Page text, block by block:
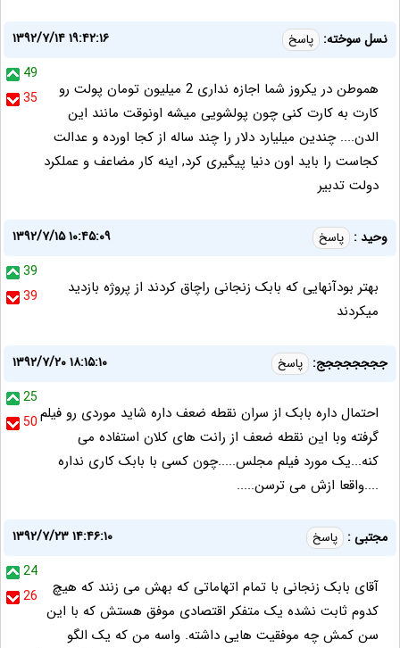
نسل سوخته: پاسخ
۱۳۹۲/۷/۱۴ ۱۹:۴۲:۱۶
49
35
هموطن در یکروز شما اجازه نداری 2 میلیون تومان پولت رو
کارت به کارت کنی چون پولشویی میشه اونوقت مانند این
الدن.... چندین میلیارد دلار را چند ساله از کجا اورده و عدالت
کجاست را باید اون دنیا پیگیری کرد, اینه کار مضاعف و عملکرد
دولت تدبیر
وحید : پاسخ
۱۳۹۲/۷/۱۵ ۱۰:۴۵:۰۹
39
39
بهتر بودآنهایی که بابک زنجانی راچاق کردند از پروژه بازدید
میکردند
جججججججج: پاسخ
۱۳۹۲/۷/۲۰ ۱۸:۱۵:۱۰
25
50احتمال داره بابک از سران نقطه ضعف داره شاید موردی رو فیلم
گرفته وبا این نقطه ضعف از رانت های کلان استفاده می
کنه...یک مورد فیلم مجلس.....چون کسی با بابک کاری نداره
....واقعا ازش می ترسن.....
مجتبی : پاسخ
۱۳۹۲/۷/۲۳ ۱۴:۴۶:۱۰
24
26
آقای بابک زنجانی با تمام اتهاماتی که بهش می زنند که هیچ
کدوم ثابت نشده یک متفکر اقتصادی موفق هستش که با این
سن کمش چه موفقیت هایی داشته. واسه من که یک الگو